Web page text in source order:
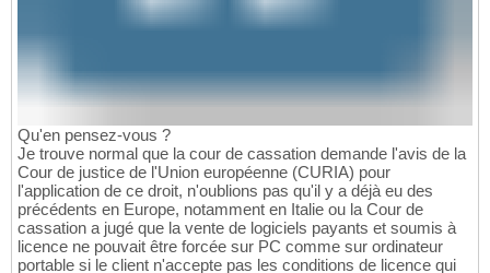
Qu'en pensez-vous ?
Je trouve normal que la cour de cassation demande l'avis de la
Cour de justice de l'Union européenne (CURIA) pour
l'application de ce droit, n'oublions pas qu'il y a déjà eu des
précédents en Europe, notamment en Italie ou la Cour de
cassation a jugé que la vente de logiciels payants et soumis à
licence ne pouvait être forcée sur PC comme sur ordinateur
portable si le client n'accepte pas les conditions de licence qui